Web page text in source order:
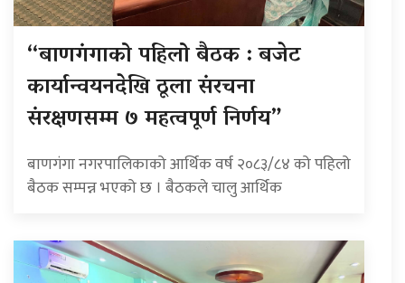
“बाणगंगाको पहिलो बैठक : बजेट
कार्यान्वयनदेखि ठूला संरचना
संरक्षणसम्म ७ महत्वपूर्ण निर्णय”
बाणगंगा नगरपालिकाको आर्थिक वर्ष २०८३/८४ को पहिलो
बैठक सम्पन्न भएको छ । बैठकले चालु आर्थिक